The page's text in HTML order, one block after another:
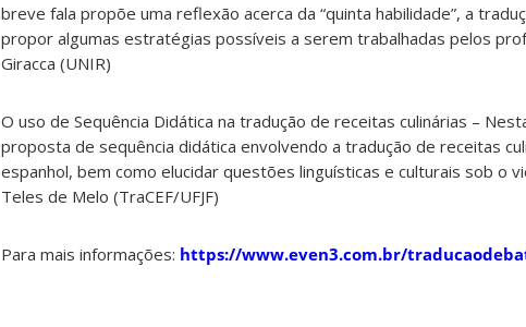
breve fala propõe uma reflexão acerca da “quinta habilidade”, a
propor algumas estratégias possíveis a serem trabalhadas pelos
Giracca (UNIR)
O uso de Sequência Didática na tradução de receitas culinárias –
proposta de sequência didática envolvendo a tradução de receitas
espanhol, bem como elucidar questões linguísticas e culturais sob o
Teles de Melo (TraCEF/UFJF)
Para mais informações: https://www.even3.com.br/